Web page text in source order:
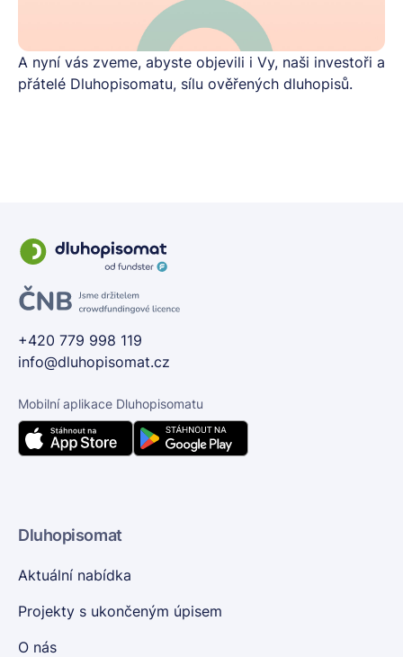
A nyní vás zveme, abyste objevili i Vy, naši investoři a
přátelé Dluhopisomatu, sílu ověřených dluhopisů.
+420 779 998 119
info@dluhopisomat.cz
Mobilní aplikace Dluhopisomatu
Dluhopisomat
Aktuální nabídka
Projekty s ukončeným úpisem
O nás